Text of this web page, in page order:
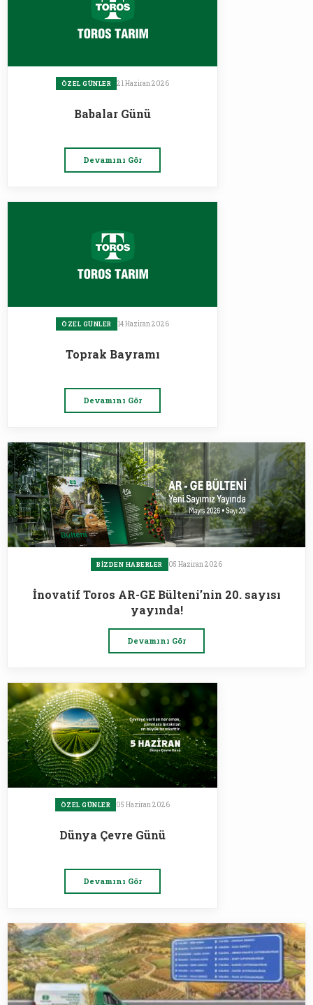
ÖZEL GÜNLER 21 Haziran 2026
Babalar Günü
Devamını Gör
ÖZEL GÜNLER 14 Haziran 2026
Toprak Bayramı
Devamını Gör
BIZDEN HABERLER 05 Haziran 2026
İnovatif Toros AR-GE Bülteni’nin 20. sayısı
yayında!
Devamını Gör
ÖZEL GÜNLER 05 Haziran 2026
Dünya Çevre Günü
Devamını Gör